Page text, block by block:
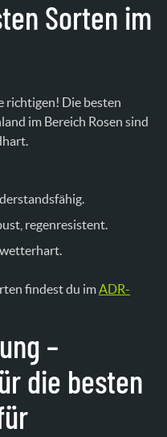
Sorten im
richtigen! Die besten
im Bereich Rosen sind
regenresistent.
findest du im ADR-
–
die besten